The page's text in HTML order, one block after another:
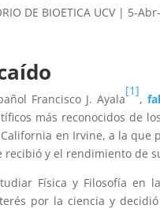
DE BIOETICA UCV| 5-
Francisco J. Ayala
[1]
,
más reconocidos de
en Irvine, a la que
recibió y el rendimiento de
Física y Filosofía en
por la ciencia y